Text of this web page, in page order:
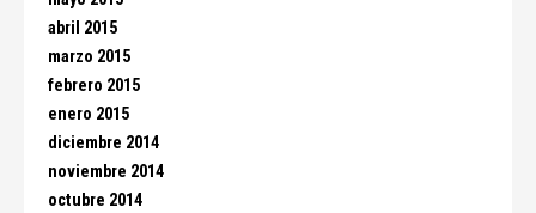
abril 2015
marzo 2015
febrero 2015
enero 2015
diciembre 2014
noviembre 2014
octubre 2014